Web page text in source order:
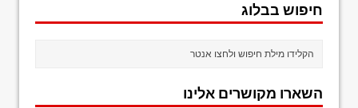
חיפוש בבלוג
השארו מקושרים אלינו